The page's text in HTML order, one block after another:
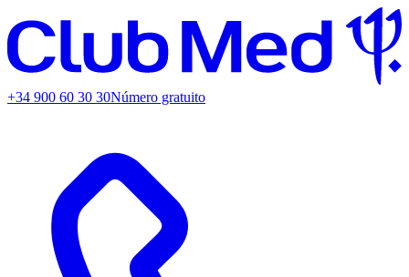
+34 900 60 30 30Número gratuito